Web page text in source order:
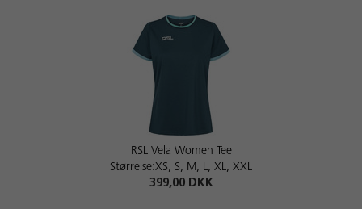
RSL Vela Women Tee
Størrelse:XS, S, M, L, XL, XXL
399,00 DKK